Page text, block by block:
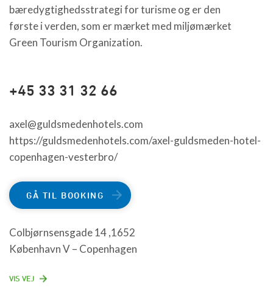
bæredygtighedsstrategi for turisme og er den
første i verden, som er mærket med miljømærket
Green Tourism Organization.
+45 33 31 32 66
axel@guldsmedenhotels.com
https://guldsmedenhotels.com/axel-guldsmeden-hotel-
copenhagen-vesterbro/
GÅ TIL BOOKING
Colbjørnsensgade 14 ,1652
København V – Copenhagen
VIS VEJ